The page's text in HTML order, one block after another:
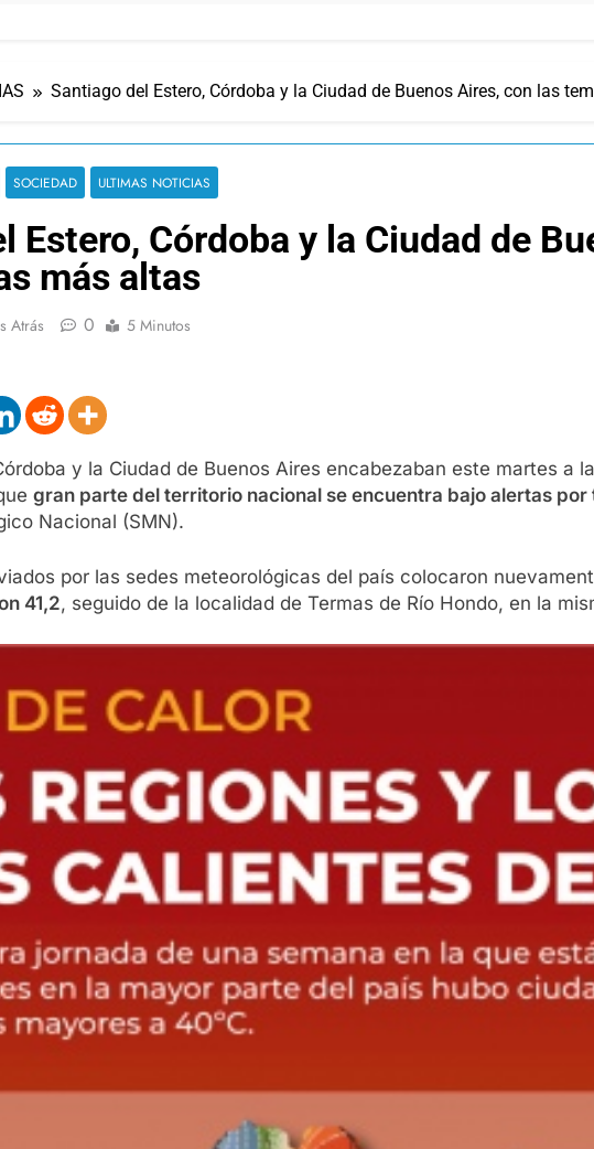
Santiago del Estero, Córdoba y la Ciudad de Buenos Aires, con las
SOCIEDAD ULTIMAS NOTICIAS
Estero, Córdoba y la Ciudad de
más altas
Atrás 0 5 Minutos
y la Ciudad de Buenos Aires encabezaban este martes a
gran parte del territorio nacional se encuentra bajo alertas
Nacional (SMN).
por las sedes meteorológicas del país colocaron
41,2, seguido de la localidad de Termas de Río Hondo, en la